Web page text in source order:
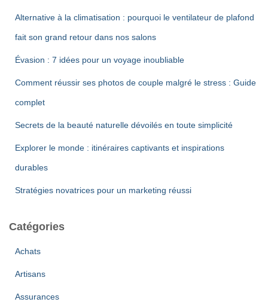
Alternative à la climatisation : pourquoi le ventilateur de plafond
fait son grand retour dans nos salons
Évasion : 7 idées pour un voyage inoubliable
Comment réussir ses photos de couple malgré le stress : Guide
complet
Secrets de la beauté naturelle dévoilés en toute simplicité
Explorer le monde : itinéraires captivants et inspirations
durables
Stratégies novatrices pour un marketing réussi
Catégories
Achats
Artisans
Assurances